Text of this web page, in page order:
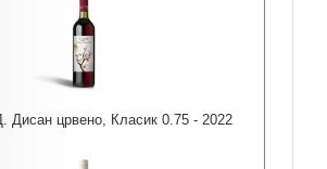
Дисан црвено, Класик 0.75 - 2022